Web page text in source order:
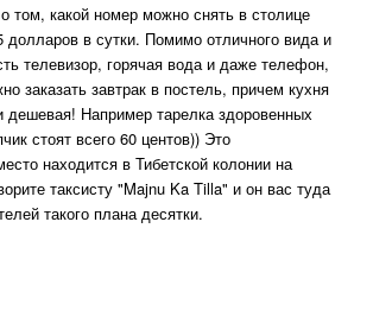
том, какой номер можно снять в столице
долларов в сутки. Помимо отличного вида и
телевизор, горячая вода и даже телефон,
заказать завтрак в постель, причем кухня
дешевая! Например тарелка здоровенных
стоят всего 60 центов)) Это
находится в Тибетской колонии на
таксисту "Majnu Ka Tilla" и он вас туда
такого плана десятки.